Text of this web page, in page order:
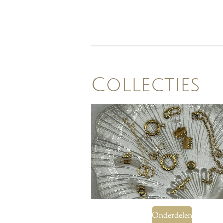
Collecties
Onderdelen